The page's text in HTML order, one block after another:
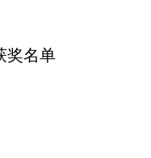
奖名单